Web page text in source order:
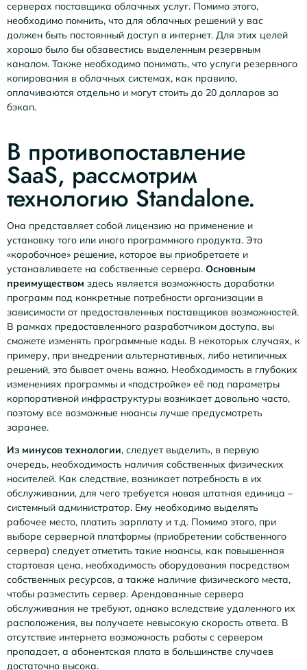
серверах поставщика облачных услуг. Помимо этого,
необходимо помнить, что для облачных решений у вас
должен быть постоянный доступ в интернет. Для этих целей
хорошо было бы обзавестись выделенным резервным
каналом. Также необходимо понимать, что услуги резервного
копирования в облачных системах, как правило,
оплачиваются отдельно и могут стоить до 20 долларов за
бэкап.
В противопоставление
SaaS, рассмотрим
технологию Standalone.
Она представляет собой лицензию на применение и
установку того или иного программного продукта. Это
«коробочное» решение, которое вы приобретаете и
устанавливаете на собственные сервера. Основным
преимуществом здесь является возможность доработки
программ под конкретные потребности организации в
зависимости от предоставленных поставщиков возможностей.
В рамках предоставленного разработчиком доступа, вы
сможете изменять программные коды. В некоторых случаях, к
примеру, при внедрении альтернативных, либо нетипичных
решений, это бывает очень важно. Необходимость в глубоких
изменениях программы и «подстройке» её под параметры
корпоративной инфраструктуры возникает довольно часто,
поэтому все возможные нюансы лучше предусмотреть
заранее.
Из минусов технологии, следует выделить, в первую
очередь, необходимость наличия собственных физических
носителей. Как следствие, возникает потребность в их
обслуживании, для чего требуется новая штатная единица –
системный администратор. Ему необходимо выделять
рабочее место, платить зарплату и т.д. Помимо этого, при
выборе серверной платформы (приобретении собственного
сервера) следует отметить такие нюансы, как повышенная
стартовая цена, необходимость оборудования посредством
собственных ресурсов, а также наличие физического места,
чтобы разместить сервер. Арендованные сервера
обслуживания не требуют, однако вследствие удаленного их
расположения, вы получаете невысокую скорость ответа. В
отсутствие интернета возможность работы с сервером
пропадает, а абонентская плата в большинстве случаев
достаточно высока.